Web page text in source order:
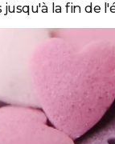
jusqu'à la fin de